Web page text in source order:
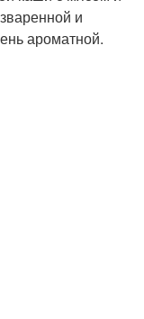
и
ароматной.